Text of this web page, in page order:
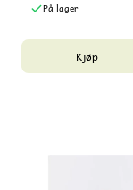
På lager
Kjøp